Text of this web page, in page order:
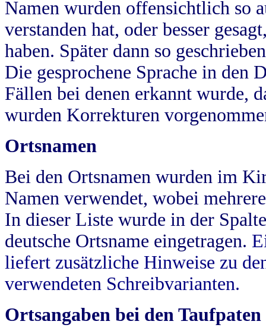
Namen wurden offensichtlich so
verstanden hat, oder besser
haben. Später dann so
Die gesprochene Sprache in
Fällen bei denen erkannt wurde,
wurden Korrekturen
Ortsnamen
Bei den Ortsnamen wurden im
Namen verwendet, wobei
In dieser Liste wurde in der
deutsche Ortsname eingetragen.
liefert zusätzliche Hinweise zu
verwendeten Schreibvarianten.
Ortsangaben bei den Taufpaten